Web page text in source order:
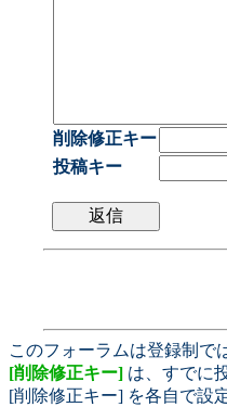
削除修正キー
投稿キー
このフォーラムは登録制で
[削除修正キー] は、すでに
[削除修正キー] を各自で設